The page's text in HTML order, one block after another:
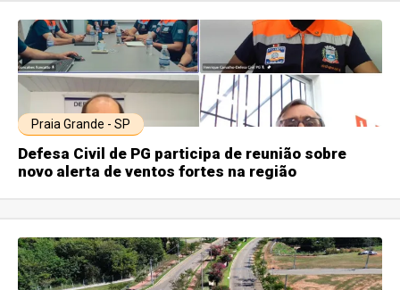
Praia Grande - SP
Defesa Civil de PG participa de reunião sobre
novo alerta de ventos fortes na região